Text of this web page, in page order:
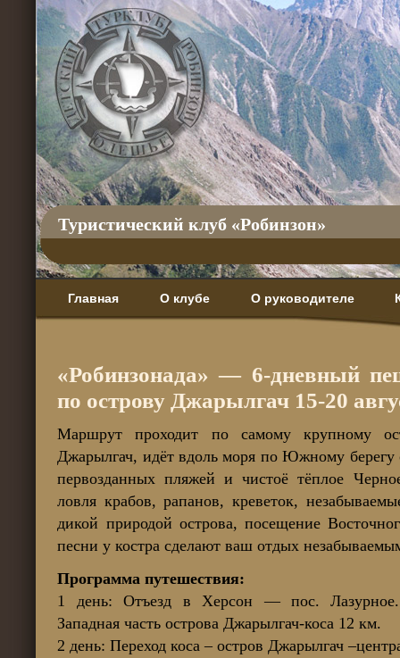
Туристический клуб «Робинзон»
Главная О клубе О руководителе
«Робинзонада» — 6-дневный
по острову Джарылгач 15-20
Маршрут проходит по самому крупному
Джарылгач, идёт вдоль моря по Южному берегу
первозданных пляжей и чистоё тёплое
ловля крабов, рапанов, креветок,
дикой природой острова, посещение
песни у костра сделают ваш отдых
Программа путешествия:
1 день: Отъезд в Херсон — пос.
Западная часть острова Джарылгач-коса 12 км.
2 день: Переход коса – остров Джарылгач